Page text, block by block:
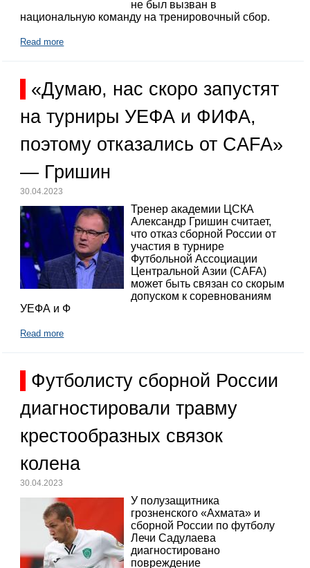
не был вызван в
национальную команду на тренировочный сбор.
Read more
«Думаю, нас скоро запустят
на турниры УЕФА и ФИФА,
поэтому отказались от CAFA»
— Гришин
30.04.2023
Тренер академии ЦСКА
Александр Гришин считает,
что отказ сборной России от
участия в турнире
Футбольной Ассоциации
Центральной Азии (CAFA)
может быть связан со скорым
допуском к соревнованиям
УЕФА и Ф
Read more
Футболисту сборной России
диагностировали травму
крестообразных связок
колена
30.04.2023
У полузащитника
грозненского «Ахмата» и
сборной России по футболу
Лечи Садулаева
диагностировано
повреждение